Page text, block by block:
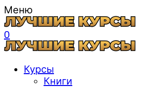
Меню
0
Курсы
Книги